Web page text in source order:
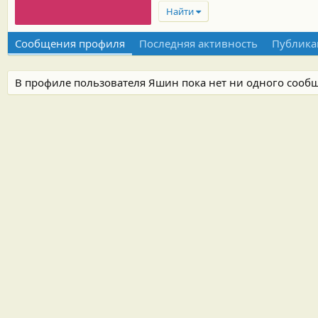
Найти
Сообщения профиля Последняя активность
В профиле пользователя Яшин пока нет ни одного